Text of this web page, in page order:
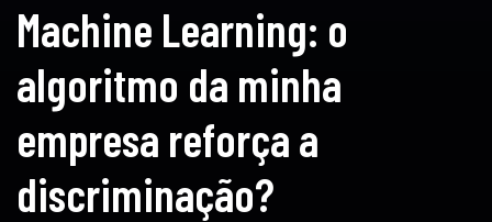
Machine Learning: o
algoritmo da minha
empresa reforça a
discriminação?